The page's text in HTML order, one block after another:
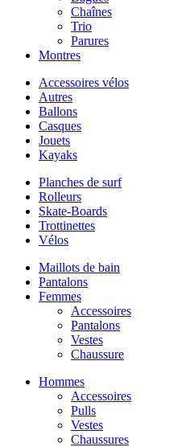
Chaînes
Trio
Parures
Montres
Accessoires vélos
Autres
Ballons
Casques
Jouets
Kayaks
Planches de surf
Rolleurs
Skate-Boards
Trottinettes
Vélos
Maillots de bain
Pantalons
Femmes
Accessoires
Pantalons
Vestes
Chaussure
Hommes
Accessoires
Pulls
Vestes
Chaussures